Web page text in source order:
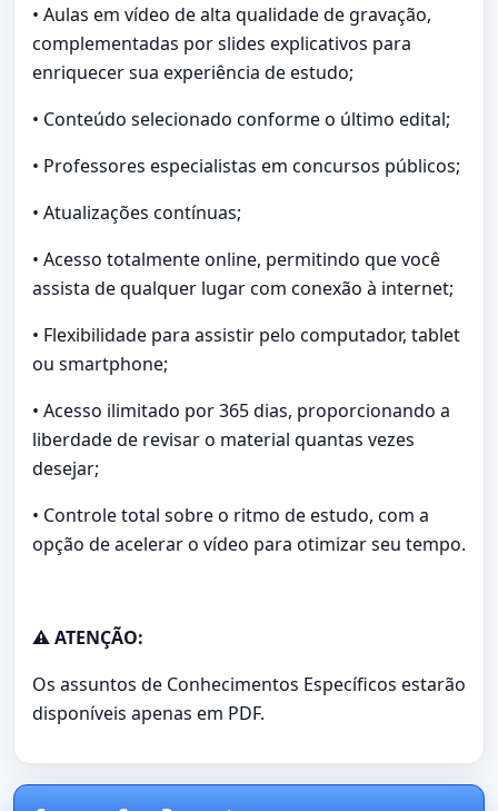
• Aulas em vídeo de alta qualidade de gravação,
complementadas por slides explicativos para
enriquecer sua experiência de estudo;
• Conteúdo selecionado conforme o último edital;
• Professores especialistas em concursos públicos;
• Atualizações contínuas;
• Acesso totalmente online, permitindo que você
assista de qualquer lugar com conexão à internet;
• Flexibilidade para assistir pelo computador, tablet
ou smartphone;
• Acesso ilimitado por 365 dias, proporcionando a
liberdade de revisar o material quantas vezes
desejar;
• Controle total sobre o ritmo de estudo, com a
opção de acelerar o vídeo para otimizar seu tempo.
⚠️ ATENÇÃO:
Os assuntos de Conhecimentos Específicos estarão
disponíveis apenas em PDF.